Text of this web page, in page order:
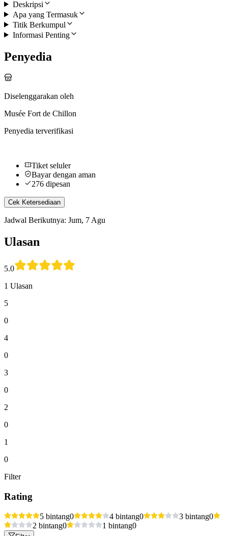
Deskripsi
Apa yang Termasuk
Titik Berkumpul
Informasi Penting
Penyedia
Diselenggarakan oleh
Musée Fort de Chillon
Penyedia terverifikasi
Tiket seluler
Bayar dengan aman
276 dipesan
Cek Ketersediaan
Jadwal Berikutnya: Jum, 7 Agu
Ulasan
5.0
1 Ulasan
5
0
4
0
3
0
2
0
1
0
Filter
Rating
5 bintang0 4 bintang0 3 bintang0
2 bintang0 1 bintang0